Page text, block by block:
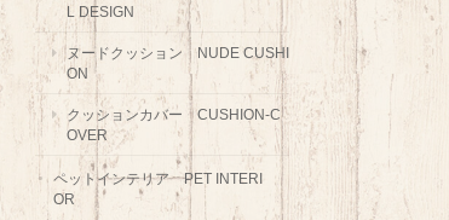
L DESIGN
ヌードクッション NUDE CUSHI
ON
クッションカバー CUSHION-C
OVER
ペットインテリア PET INTERI
OR